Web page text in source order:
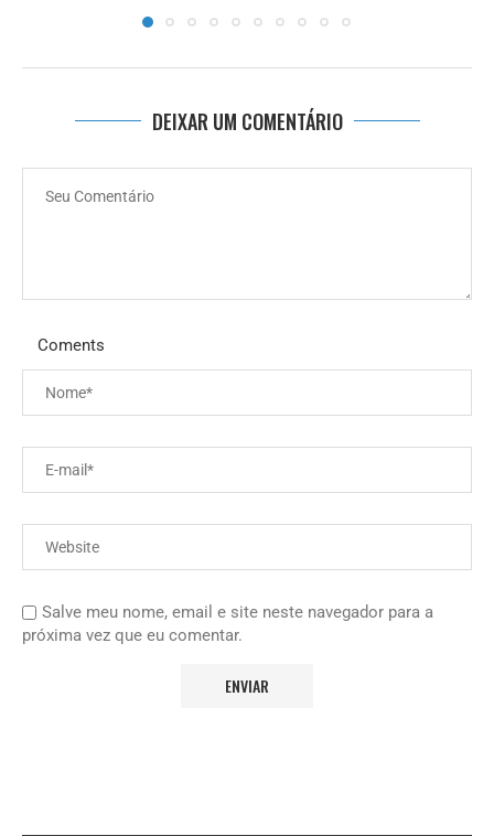
DEIXAR UM COMENTÁRIO
Coments
Salve meu nome, email e site neste navegador para a
próxima vez que eu comentar.